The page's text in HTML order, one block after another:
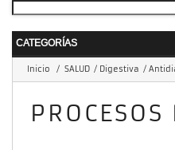
CATEGORÍAS
Inicio / SALUD / Digestiva /